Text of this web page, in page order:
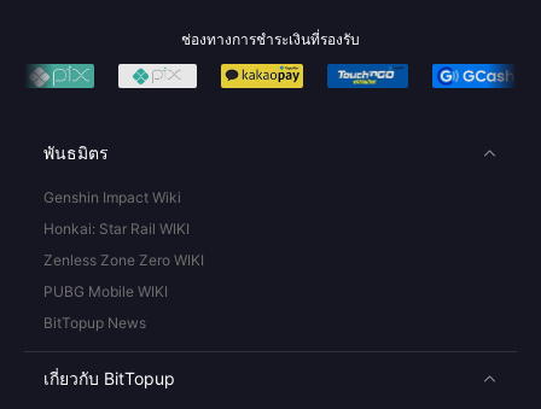
ช่องทางการชำระเงินที่รองรับ
พันธมิตร
Genshin Impact Wiki
Honkai: Star Rail WIKI
Zenless Zone Zero WIKI
PUBG Mobile WIKI
BitTopup News
เกี่ยวกับ BitTopup